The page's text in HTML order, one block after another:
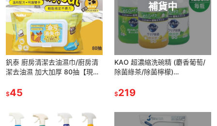
釩泰 廚房清潔去油濕巾/廚房清
潔去油濕 加大加厚 80抽【現貨
$45
補貨中
KAO 超濃縮洗碗精 (麝香葡萄/
除菌綠茶/除菌檸檬)
上限3瓶】
$219